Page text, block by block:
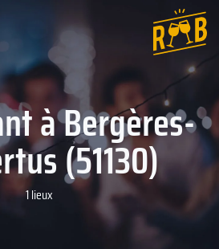
à Bergères-
(51130)
1 lieux